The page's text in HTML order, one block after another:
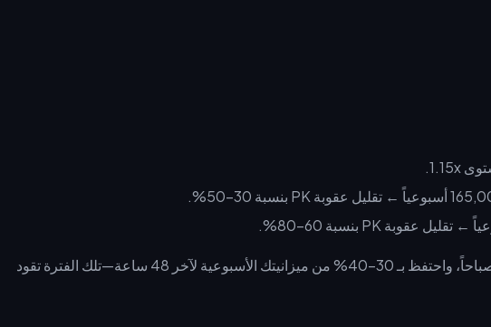
ركز الإنفاق في نافذة 3–7 صباحاً، واحتفظ بـ 30–40% من ميزانيتك الأسبوعية لآخر 48 ساعة—تلك الفترة تقود